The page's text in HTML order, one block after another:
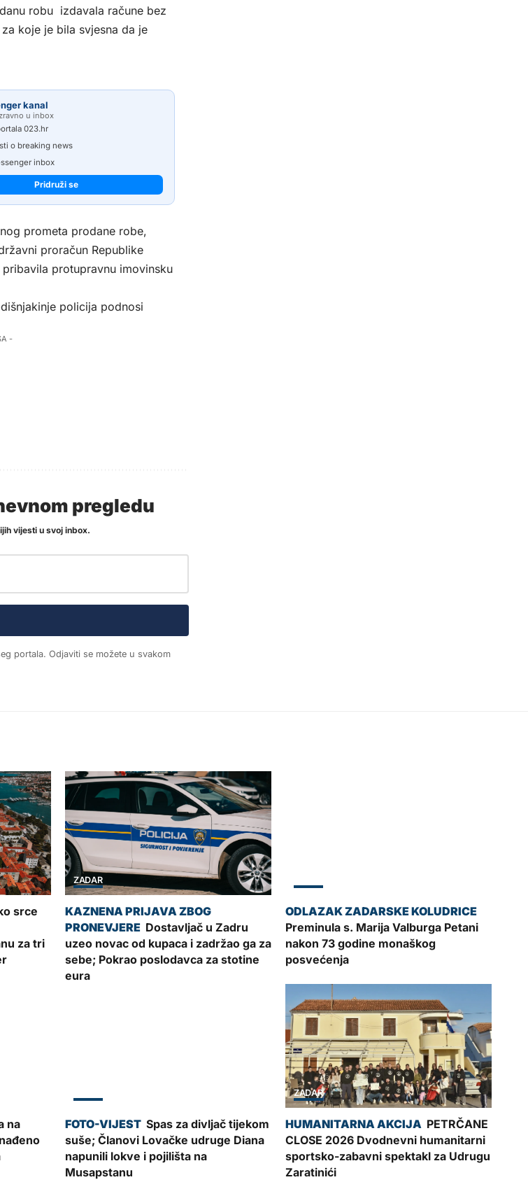
robu izdavala račune bez
koje je bila svjesna da je
kanal
u inbox
023.hr
o breaking news
inbox
Pridruži se
prometa prodane robe,
proračun Republike
protupravnu imovinsku
policija podnosi
-
pregledu
vijesti u svoj inbox.
portala. Odjaviti se možete u svakom
srce
za tri
ZADAR
Dostavljač u Zadru
uzeo novac od kupaca i zadržao ga za
sebe; Pokrao poslodavca za stotine
eura
Preminula s. Marija Valburga Petani
nakon 73 godine monaškog
posvećenja
na
Spas za divljač tijekom
suše; Članovi Lovačke udruge Diana
napunili lokve i pojilišta na
Musapstanu
ZADAR
PETRČANE
CLOSE 2026 Dvodnevni humanitarni
sportsko-zabavni spektakl za Udrugu
Zaratinići